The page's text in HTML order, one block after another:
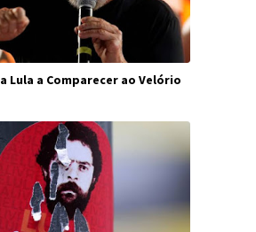
Lula a Comparecer ao Velório